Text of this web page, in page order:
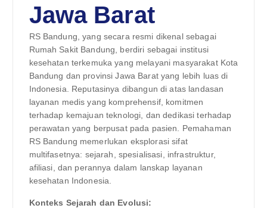
Jawa Barat
RS Bandung, yang secara resmi dikenal sebagai
Rumah Sakit Bandung, berdiri sebagai institusi
kesehatan terkemuka yang melayani masyarakat Kota
Bandung dan provinsi Jawa Barat yang lebih luas di
Indonesia. Reputasinya dibangun di atas landasan
layanan medis yang komprehensif, komitmen
terhadap kemajuan teknologi, dan dedikasi terhadap
perawatan yang berpusat pada pasien. Pemahaman
RS Bandung memerlukan eksplorasi sifat
multifasetnya: sejarah, spesialisasi, infrastruktur,
afiliasi, dan perannya dalam lanskap layanan
kesehatan Indonesia.
Konteks Sejarah dan Evolusi: